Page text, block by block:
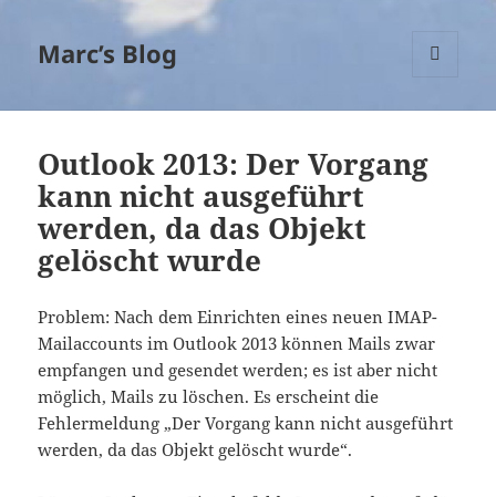
Marc’s Blog
Outlook 2013: Der Vorgang
kann nicht ausgeführt
werden, da das Objekt
gelöscht wurde
Problem: Nach dem Einrichten eines neuen IMAP-
Mailaccounts im Outlook 2013 können Mails zwar
empfangen und gesendet werden; es ist aber nicht
möglich, Mails zu löschen. Es erscheint die
Fehlermeldung „Der Vorgang kann nicht ausgeführt
werden, da das Objekt gelöscht wurde“.